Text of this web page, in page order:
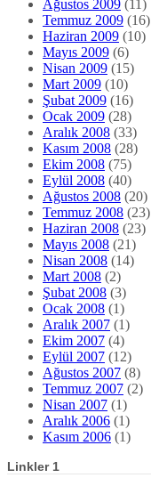
Ağustos 2009 (11)
Temmuz 2009 (16)
Haziran 2009 (10)
Mayıs 2009 (6)
Nisan 2009 (15)
Mart 2009 (10)
Şubat 2009 (16)
Ocak 2009 (28)
Aralık 2008 (33)
Kasım 2008 (28)
Ekim 2008 (75)
Eylül 2008 (40)
Ağustos 2008 (20)
Temmuz 2008 (23)
Haziran 2008 (23)
Mayıs 2008 (21)
Nisan 2008 (14)
Mart 2008 (2)
Şubat 2008 (3)
Ocak 2008 (1)
Aralık 2007 (1)
Ekim 2007 (4)
Eylül 2007 (12)
Ağustos 2007 (8)
Temmuz 2007 (2)
Nisan 2007 (1)
Aralık 2006 (1)
Kasım 2006 (1)
Linkler 1